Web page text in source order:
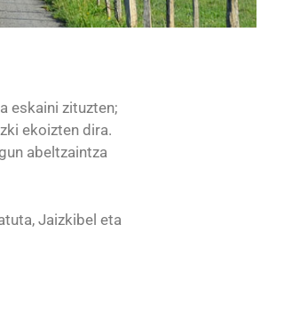
eskaini zituzten;
ekoizten dira.
abeltzaintza
Jaizkibel eta